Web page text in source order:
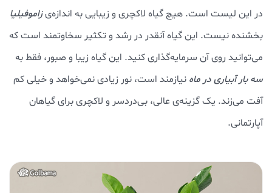
در این لیست است. هیچ گیاه لاکچری و زیبایی به اندازه‌یزاموفیلیا
بخشنده نیست. این گیاه آنقدر در رشد و تکثیر سخاوتمند است که
می‌توانید روی آن سرمایه‌گذاری کنید. این گیاه زیبا و صبور، فقط به
سه بار آبیاری در ماه نیازمند است، نور زیادی نمی‌خواهد و خیلی کم
آفت می‌زند. یک گزینه‌ی عالی، بی‌دردسر و لاکچری برای گیاهان
آپارتمانی.